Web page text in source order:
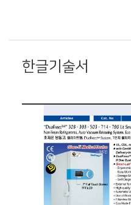
한글기술서